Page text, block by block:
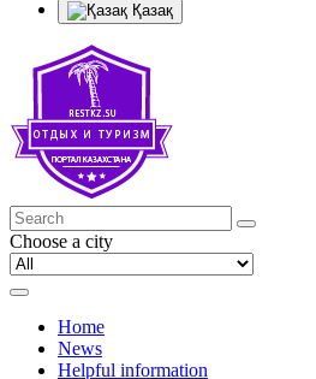
Қазақ
Choose a city
Home
News
Helpful information